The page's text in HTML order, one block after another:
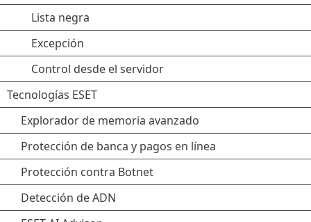
Lista negra
Excepción
Control desde el servidor
Tecnologías ESET
Explorador de memoria avanzado
Protección de banca y pagos en línea
Protección contra Botnet
Detección de ADN